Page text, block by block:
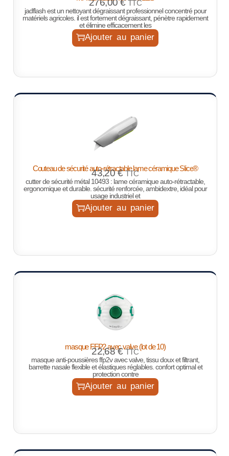
276,00€ TTC
jadflash est un nettoyant dégraissant professionnel concentré pour
matériels agricoles. il est fortement dégraissant, pénètre rapidement
et élimine efficacement les
Ajouter au panier
Couteau de sécurité auto-rétractable lame céramique Slice®
43,20€ TTC
cutter de sécurité métal 10493 : lame céramique auto-rétractable,
ergonomique et durable. sécurité renforcée, ambidextre, idéal pour
usage industriel et
Ajouter au panier
masque FFP2 avec valve (lot de 10)
22,68€ TTC
masque anti-poussières ffp2v avec valve, tissu doux et filtrant,
barrette nasale flexible et élastiques réglables. confort optimal et
protection contre
Ajouter au panier